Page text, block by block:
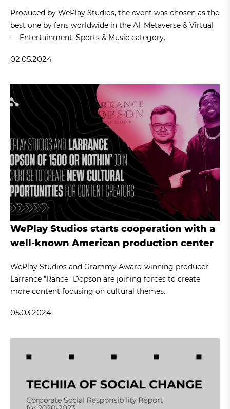
Produced by WePlay Studios, the event was chosen as the
best one by fans worldwide in the AI, Metaverse & Virtual
— Entertainment, Sports & Music category.
02.05.2024
WePlay Studios starts cooperation with a
well-known American production center
WePlay Studios and Grammy Award-winning producer
Larrance "Rance" Dopson are joining forces to create
more content focusing on cultural themes.
05.03.2024